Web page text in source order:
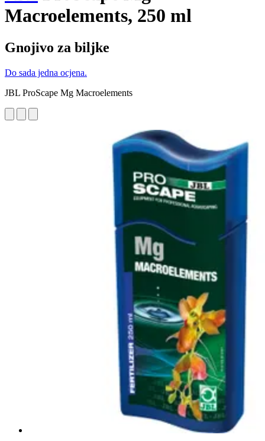
Macroelements, 250 ml
Gnojivo za biljke
Do sada jedna ocjena.
JBL ProScape Mg Macroelements